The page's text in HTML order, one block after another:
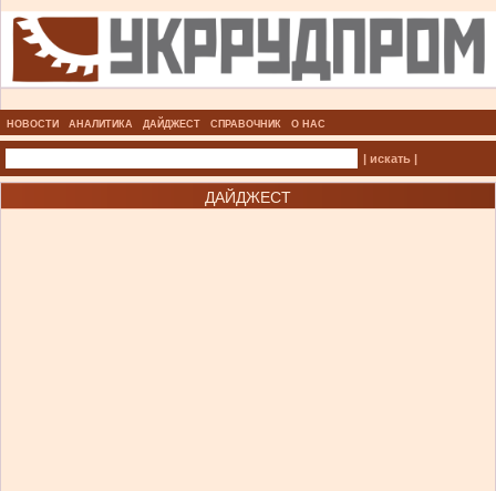
НОВОСТИ АНАЛИТИКА ДАЙДЖЕСТ СПРАВОЧНИК О НАС
| искать |
ДАЙДЖЕСТ